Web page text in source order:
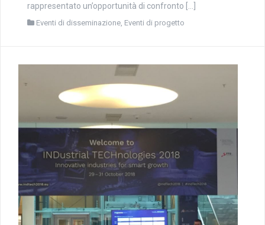
rappresentato un’opportunità di confronto […]
Eventi di disseminazione Eventi di progetto